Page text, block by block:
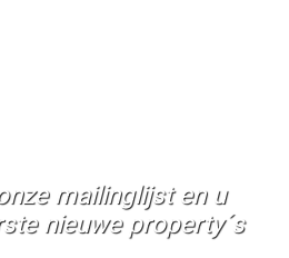
mailinglijst en u
nieuwe property´s